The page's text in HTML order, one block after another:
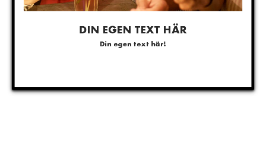
DIN EGEN TEXT HÄR
Din egen text här!